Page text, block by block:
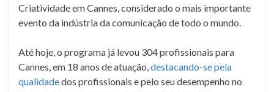
Criatividade em Cannes, considerado o mais importante
evento da indústria da comunicação de todo o mundo.
Até hoje, o programa já levou 304 profissionais para
Cannes, em 18 anos de atuação,destacando-se pela
qualidadedos profissionais e pelo seu desempenho no